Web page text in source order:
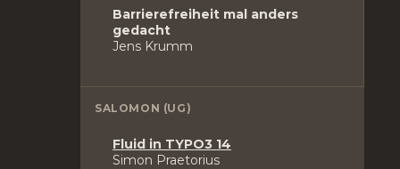
Barrierefreiheit mal anders
gedacht
Jens Krumm
SALOMON (UG)
Fluid in TYPO3 14
Simon Praetorius